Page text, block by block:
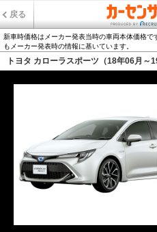
戻る
新車時価格はメーカー発表当時の車両本体価格
もメーカー発表時の情報に基いています。
トヨタ カローラスポーツ（18年06月～